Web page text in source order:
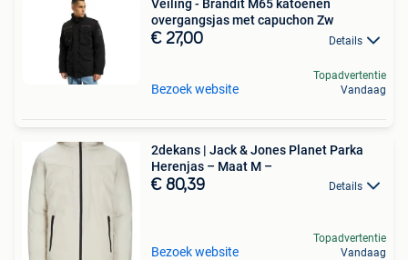
Veiling - Brandit M65 katoenen
overgangsjas met capuchon Zw
€ 27,00 Details
Bezoek website
Topadvertentie
Vandaag
2dekans | Jack & Jones Planet Parka
Herenjas – Maat M –
€ 80,39 Details
Bezoek website
Topadvertentie
Vandaag